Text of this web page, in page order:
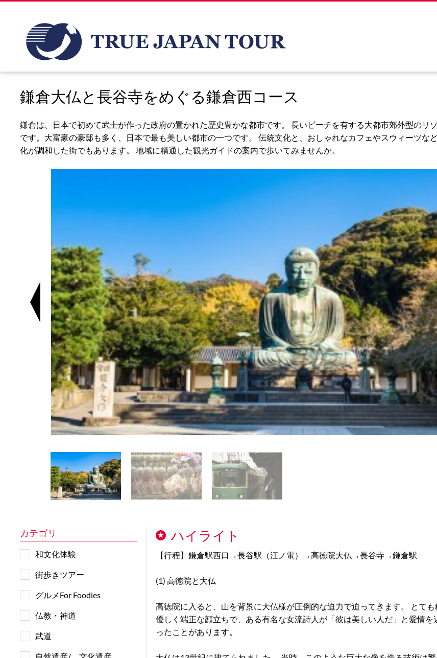
鎌倉大仏と長谷寺をめぐる鎌倉西コース
鎌倉は、日本で初めて武士が作った政府の置かれた歴史豊かな都市です。 長いビーチを有する大都市郊外型のリ
です。大富豪の豪邸も多く、日本で最も美しい都市の一つです。 伝統文化と、おしゃれなカフェやスウィーツな
化が調和した街でもあります。 地域に精通した観光ガイドの案内で歩いてみませんか。
カテゴリ
和文化体験
街歩きツアー
グルメFor Foodies
仏教・神道
武道
ハイライト
【行程】鎌倉駅西口→長谷駅（江ノ電）→高徳院大仏→長谷寺→鎌倉駅
(1) 高徳院と大仏
高徳院に入ると、山を背景に大仏様が圧倒的な迫力で迫ってきます。 とて
優しく端正な顔立ちで、ある有名な女流詩人が「彼は美しい人だ」と愛情を
ったことがあります。